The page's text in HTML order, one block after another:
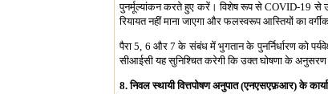
पुनर्मूल्यांकन करते हुए करें। विशेष रूप से COVID-19 से
रियायत नहीं माना जाएगा और फलस्वरूप आस्तियों का
पैरा 5, 6 और 7 के संबंध में भुगतान के पुनर्निर्धारण को
सीआईसी यह सुनिश्चित करेगी कि उक्त घोषणा के अनुसरण में
8. निवल स्थायी वित्तपोषण अनुपात (एनएसएफ़आर) के